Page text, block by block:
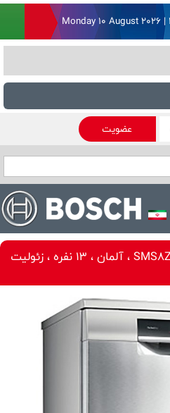
عضویت
ماشین ظرفشویی بوش SMS8ZDI86 ، آلمان ، 13 نفره ، زئولیت